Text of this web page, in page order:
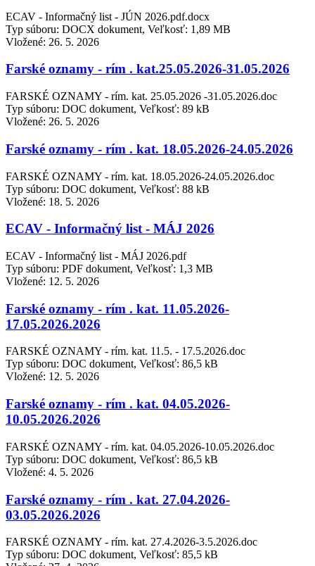
ECAV - Informačný list - JÚN 2026.pdf.docx
Typ súboru: DOCX dokument, Veľkosť: 1,89 MB
Vložené: 26. 5. 2026
Farské oznamy - rím . kat.25.05.2026-31.05.2026
FARSKÉ OZNAMY - rím. kat. 25.05.2026 -31.05.2026.doc
Typ súboru: DOC dokument, Veľkosť: 89 kB
Vložené: 26. 5. 2026
Farské oznamy - rím . kat. 18.05.2026-24.05.2026
FARSKÉ OZNAMY - rím. kat. 18.05.2026-24.05.2026.doc
Typ súboru: DOC dokument, Veľkosť: 88 kB
Vložené: 18. 5. 2026
ECAV - Informačný list - MÁJ 2026
ECAV - Informačný list - MÁJ 2026.pdf
Typ súboru: PDF dokument, Veľkosť: 1,3 MB
Vložené: 12. 5. 2026
Farské oznamy - rím . kat. 11.05.2026-
17.05.2026.2026
FARSKÉ OZNAMY - rím. kat. 11.5. - 17.5.2026.doc
Typ súboru: DOC dokument, Veľkosť: 86,5 kB
Vložené: 12. 5. 2026
Farské oznamy - rím . kat. 04.05.2026-
10.05.2026.2026
FARSKÉ OZNAMY - rím. kat. 04.05.2026-10.05.2026.doc
Typ súboru: DOC dokument, Veľkosť: 86,5 kB
Vložené: 4. 5. 2026
Farské oznamy - rím . kat. 27.04.2026-
03.05.2026.2026
FARSKÉ OZNAMY - rím. kat. 27.4.2026-3.5.2026.doc
Typ súboru: DOC dokument, Veľkosť: 85,5 kB